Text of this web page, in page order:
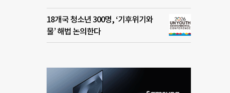
18개국 청소년 300명, ‘기후위기와
물’ 해법 논의한다